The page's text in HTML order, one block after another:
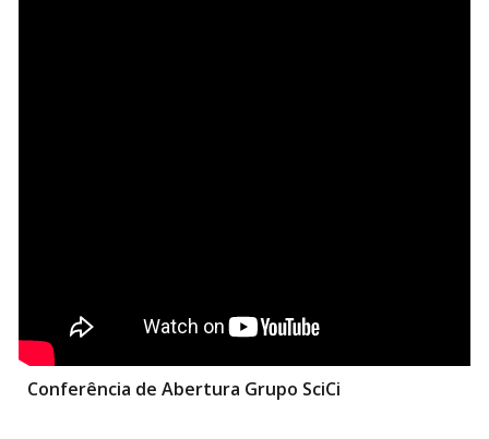
Conferência de Abertura Grupo SciCi